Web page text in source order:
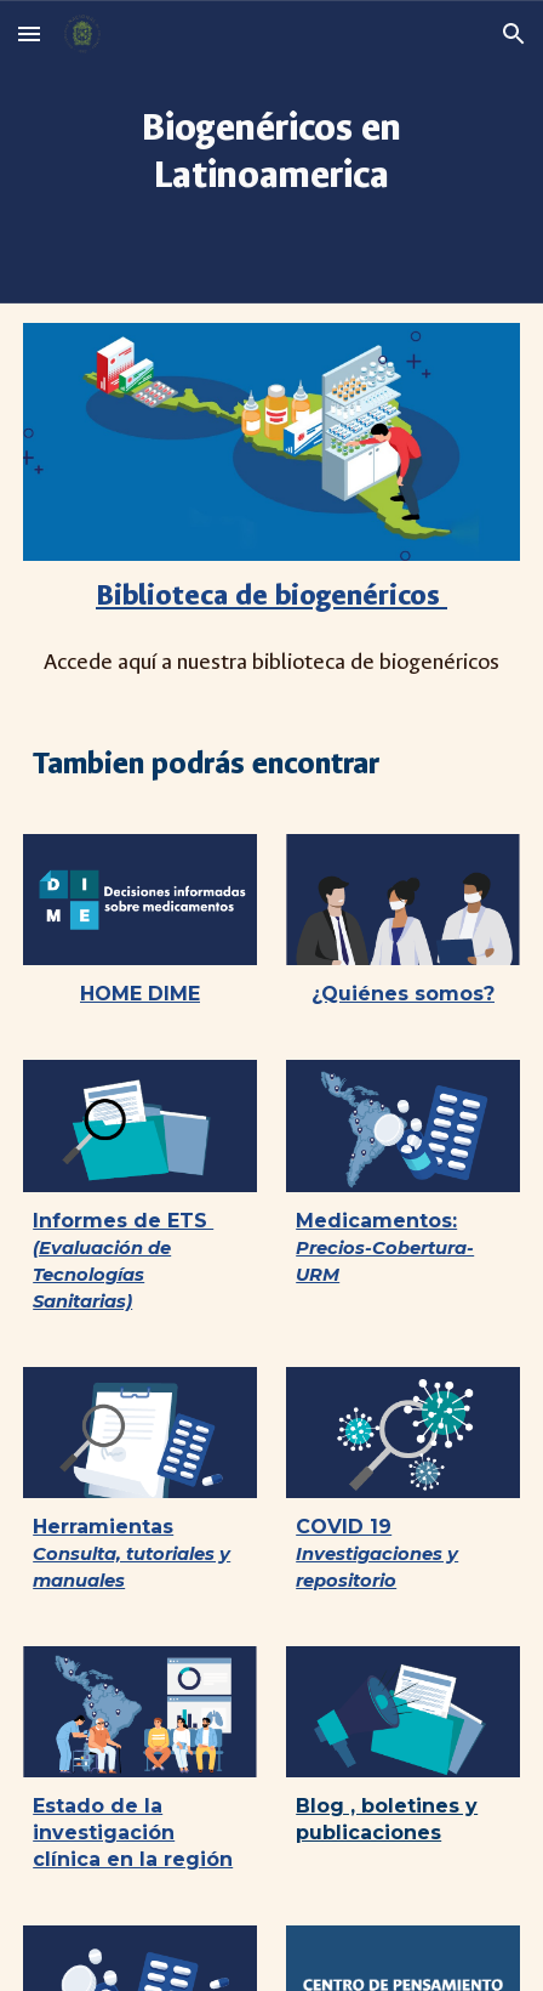
Skip to main content Skip to navigation
Biogenéricos en
Latinoamerica
Biblioteca de biogenéricos
Accede aquí a nuestra biblioteca de biogenéricos
Tambien podrás encontrar
HOME DIME ¿Quiénes somos?
Informes de ETS
(Evaluación de
Tecnologías
Sanitarias)
Medicamentos:
Precios-Cobertura-
URM
Herramientas
Consulta, tutoriales y
manuales
COVID 19
Investigaciones y
repositorio
Estado de la
investigación
clínica en la región
Blog , boletines y
publicaciones